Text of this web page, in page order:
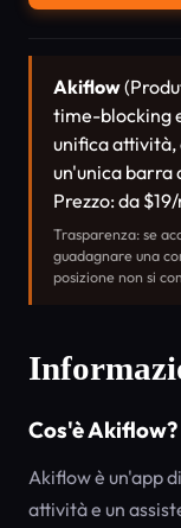
Akiflow
time-blocking
unifica attività,
un'unica barra
Prezzo: da
Trasparenza: se
guadagnare una
posizione non si
Cos'è Akiflow?
Akiflow è un'app
attività e un